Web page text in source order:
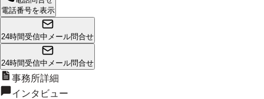
電話番号を表示
24時間受信中 メール問合せ
24時間受信中 メール問合せ
事務所詳細
インタビュー